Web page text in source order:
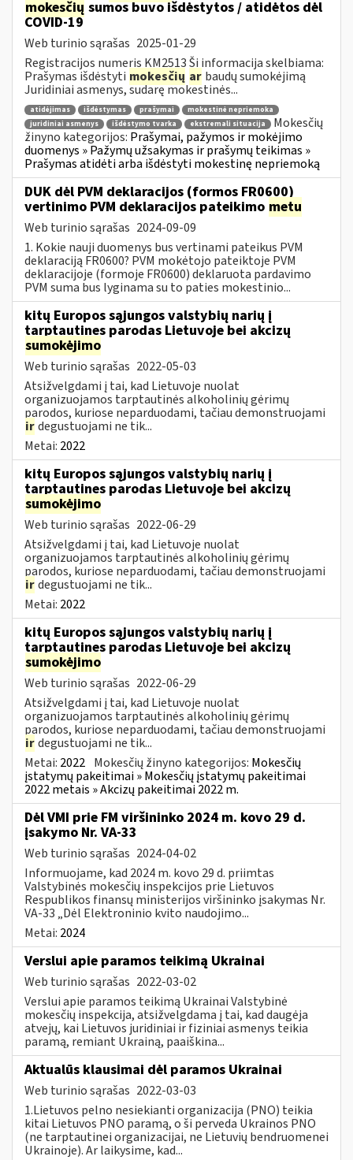
mokesčių sumos buvo išdėstytos / atidėtos dėl
COVID-19
Web turinio sąrašas 2025-01-29
Registracijos numeris KM2513 Ši informacija skelbiama:
Prašymas išdėstyti mokesčių ar baudų sumokėjimą
Juridiniai asmenys, sudarę mokestinės...
atidėjimas išdėstymas prašymai
mokestinė nepriemoka
juridiniai asmenys
išdėstymo tvarka ekstremali situacija
Mokesčių
žinyno kategorijos: Prašymai, pažymos ir mokėjimo
duomenys » Pažymų užsakymas ir prašymų teikimas »
Prašymas atidėti arba išdėstyti mokestinę nepriemoką
DUK dėl PVM deklaracijos (formos FR0600)
vertinimo PVM deklaracijos pateikimo metu
Web turinio sąrašas 2024-09-09
1. Kokie nauji duomenys bus vertinami pateikus PVM
deklaraciją FR0600? PVM mokėtojo pateiktoje PVM
deklaracijoje (formoje FR0600) deklaruota pardavimo
PVM suma bus lyginama su to paties mokestinio...
kitų Europos sąjungos valstybių narių į
tarptautines parodas Lietuvoje bei akcizų
sumokėjimo
Web turinio sąrašas 2022-05-03
Atsižvelgdami į tai, kad Lietuvoje nuolat
organizuojamos tarptautinės alkoholinių gėrimų
parodos, kuriose neparduodami, tačiau demonstruojami
irdegustuojami ne tik...
Metai: 2022
kitų Europos sąjungos valstybių narių į
tarptautines parodas Lietuvoje bei akcizų
sumokėjimo
Web turinio sąrašas 2022-06-29
Atsižvelgdami į tai, kad Lietuvoje nuolat
organizuojamos tarptautinės alkoholinių gėrimų
parodos, kuriose neparduodami, tačiau demonstruojami
irdegustuojami ne tik...
Metai: 2022
kitų Europos sąjungos valstybių narių į
tarptautines parodas Lietuvoje bei akcizų
sumokėjimo
Web turinio sąrašas 2022-06-29
Atsižvelgdami į tai, kad Lietuvoje nuolat
organizuojamos tarptautinės alkoholinių gėrimų
parodos, kuriose neparduodami, tačiau demonstruojami
irdegustuojami ne tik...
Metai: 2022 Mokesčių žinyno kategorijos: Mokesčių
įstatymų pakeitimai » Mokesčių įstatymų pakeitimai
2022 metais » Akcizų pakeitimai 2022 m.
Dėl VMI prie FM viršininko 2024 m. kovo 29 d.
įsakymo Nr. VA-33
Web turinio sąrašas 2024-04-02
Informuojame, kad 2024 m. kovo 29 d. priimtas
Valstybinės mokesčių inspekcijos prie Lietuvos
Respublikos finansų ministerijos viršininko įsakymas Nr.
VA-33 „Dėl Elektroninio kvito naudojimo...
Metai: 2024
Verslui apie paramos teikimą Ukrainai
Web turinio sąrašas 2022-03-02
Verslui apie paramos teikimą Ukrainai Valstybinė
mokesčių inspekcija, atsižvelgdama į tai, kad daugėja
atvejų, kai Lietuvos juridiniai ir fiziniai asmenys teikia
paramą, remiant Ukrainą, paaiškina...
Aktualūs klausimai dėl paramos Ukrainai
Web turinio sąrašas 2022-03-03
1.Lietuvos pelno nesiekianti organizacija (PNO) teikia
kitai Lietuvos PNO paramą, o ši perveda Ukrainos PNO
(ne tarptautinei organizacijai, ne Lietuvių bendruomenei
Ukrainoje). Ar laikysime, kad...